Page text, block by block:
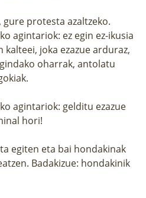
protesta azaltzeko.
agintariok: ez egin ez-ikusia
joka ezazue arduraz,
oharrak, antolatu
agintariok: gelditu ezazue
hori!
egiten eta bai hondakinak
Badakizue: hondakinik